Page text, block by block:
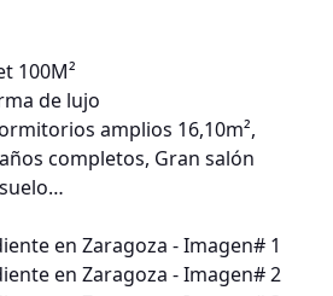
100M²
de lujo
amplios 16,10m²,
completos, Gran salón